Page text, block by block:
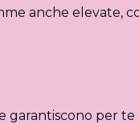
anche elevate,
garantiscono per te